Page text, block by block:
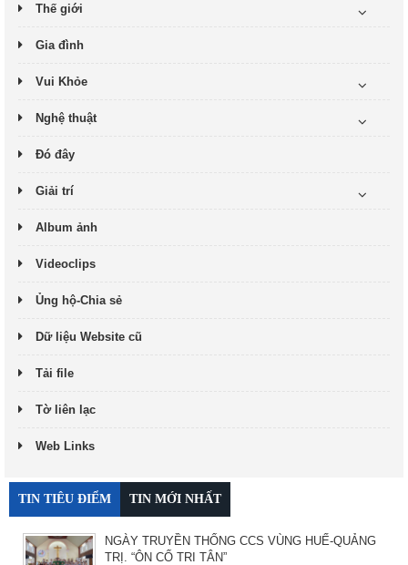
Thế giới
Gia đình
Vui Khỏe
Nghệ thuật
Đó đây
Giải trí
Album ảnh
Videoclips
Ủng hộ-Chia sẻ
Dữ liệu Website cũ
Tải file
Tờ liên lạc
Web Links
TIN TIÊU ĐIỂM TIN MỚI NHẤT
NGÀY TRUYỀN THỐNG CCS VÙNG HUẾ-QUẢNG
TRỊ. “ÔN CỐ TRI TÂN”